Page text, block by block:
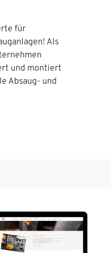
für
Als
und montiert
Absaug- und